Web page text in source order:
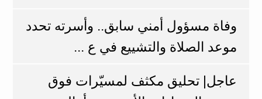
وفاة مسؤول أمني سابق.. وأسرته تحدد
موعد الصلاة والتشييع في ع ...
عاجل| تحليق مكثف لمسيّرات فوق